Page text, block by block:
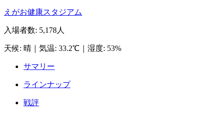
えがお健康スタジアム
入場者数: 5,178人
天候: 晴 気温: 33.2℃ 湿度: 53%
サマリー
ラインナップ
戦評